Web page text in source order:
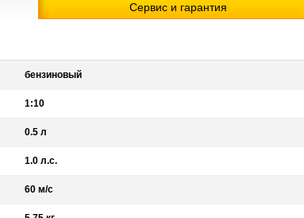
Сервис и гарантия
бензиновый
1:10
0.5 л
1.0 л.с.
60 м/с